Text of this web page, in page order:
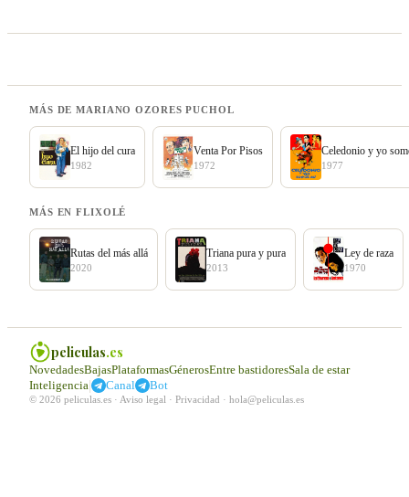
MÁS DE MARIANO OZORES PUCHOL
El hijo del cura
1982
Venta Por Pisos
1972
Celedonio y yo
1977
MÁS EN FLIXOLÉ
Rutas del más allá
2020
Triana pura y pura
2013
Ley de raza
1970
peliculas.es
NovedadesBajasPlataformasGénerosEntre bastidoresSala de estar
Inteligencia| Canal Bot
© 2026 peliculas.es · Aviso legal · Privacidad · hola@peliculas.es